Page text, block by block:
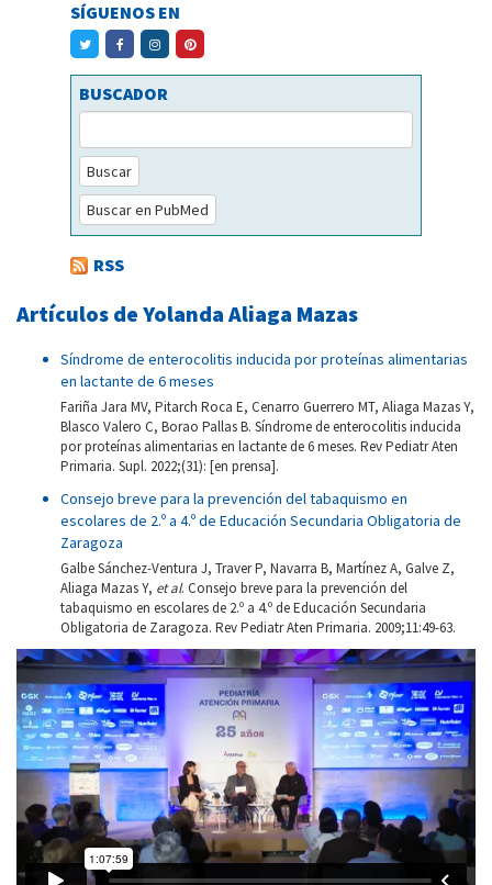
SÍGUENOS EN
BUSCADOR
Buscar
Buscar en PubMed
RSS
Artículos de Yolanda Aliaga Mazas
Síndrome de enterocolitis inducida por proteínas alimentarias
en lactante de 6 meses
Fariña Jara MV, Pitarch Roca E, Cenarro Guerrero MT, Aliaga Mazas Y,
Blasco Valero C, Borao Pallas B. Síndrome de enterocolitis inducida
por proteínas alimentarias en lactante de 6 meses. Rev Pediatr Aten
Primaria. Supl. 2022;(31): [en prensa].
Consejo breve para la prevención del tabaquismo en
escolares de 2.º a 4.º de Educación Secundaria Obligatoria de
Zaragoza
Galbe Sánchez-Ventura J, Traver P, Navarra B, Martínez A, Galve Z,
Aliaga Mazas Y, et al. Consejo breve para la prevención del
tabaquismo en escolares de 2.º a 4.º de Educación Secundaria
Obligatoria de Zaragoza. Rev Pediatr Aten Primaria. 2009;11:49-63.